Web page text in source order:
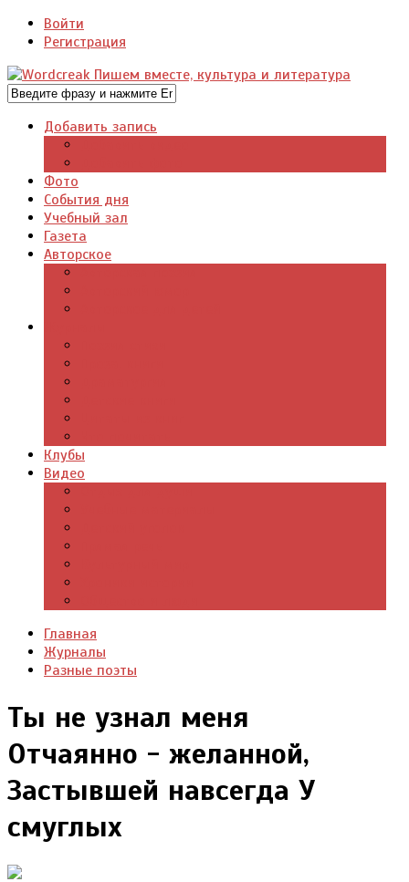
Войти
Регистрация
Добавить запись
Фото
События дня
Учебный зал
Газета
Авторское
Клубы
Видео
Главная
Журналы
Разные поэты
Ты не узнал меня
Отчаянно - желанной,
Застывшей навсегда У
смуглых